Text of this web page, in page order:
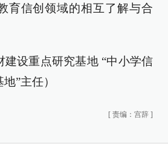
育信创领域的相互了解与合
建设重点研究基地 “中小学信
”主任）
[ 责编：宫辞 ]